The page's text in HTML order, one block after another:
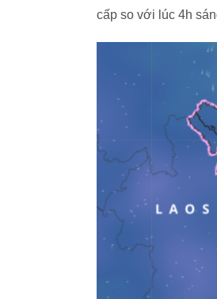
cấp so với lúc 4h